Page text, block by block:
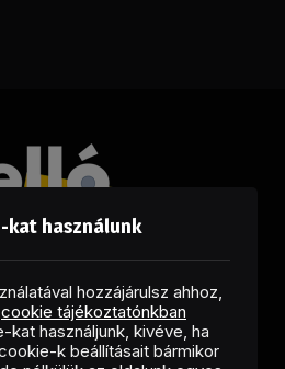
kat használunk
hozzájárulsz ahhoz,
cookie tájékoztatónkban
használjunk, kivéve, ha
k beállításait bármikor